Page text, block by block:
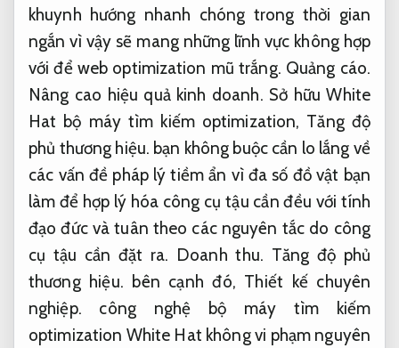
khuynh hướng nhanh chóng trong thời gian
ngắn vì vậy sẽ mang những lĩnh vực không hợp
với để web optimization mũ trắng. Quảng cáo.
Nâng cao hiệu quả kinh doanh. Sở hữu White
Hat bộ máy tìm kiếm optimization, Tăng độ
phủ thương hiệu. bạn không buộc cần lo lắng về
các vấn đề pháp lý tiềm ẩn vì đa số đồ vật bạn
làm để hợp lý hóa công cụ tậu cần đều với tính
đạo đức và tuân theo các nguyên tắc do công
cụ tậu cần đặt ra. Doanh thu. Tăng độ phủ
thương hiệu. bên cạnh đó, Thiết kế chuyên
nghiệp. công nghệ bộ máy tìm kiếm
optimization White Hat không vi phạm nguyên